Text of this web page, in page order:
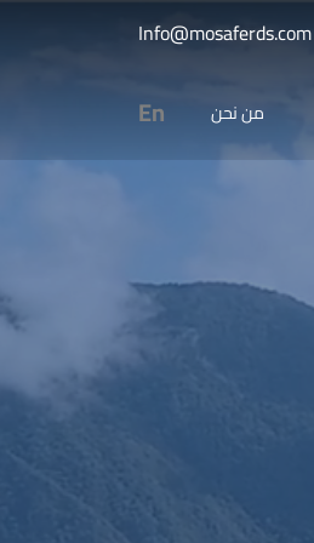
Info@mosaferds.com
من نحن En